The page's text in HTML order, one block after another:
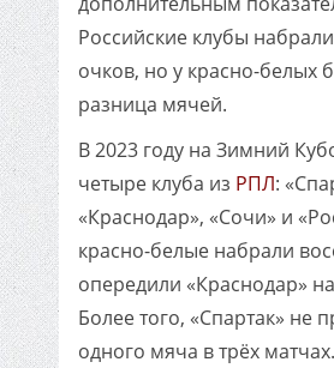
Российские клубы
очков, но у красно-белых
разница мячей.
В 2023 году на Зимний
четыре клуба из РПЛ:
«Краснодар», «Сочи» и
красно-белые набрали
опередили «Краснодар»
Более того, «Спартак» не
одного мяча в трёх матчах.